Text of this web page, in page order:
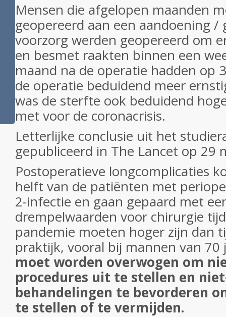
Mensen die afgelopen maanden
geopereerd aan een aandoening /
voorzorg werden geopereerd om
en besmet raakten binnen een
maand na de operatie hadden op
de operatie beduidend meer
was de sterfte ook beduidend
met voor de coronacrisis.
Letterlijke conclusie uit het
gepubliceerd in The Lancet op 29
Postoperatieve longcomplicaties
helft van de patiënten met
2-infectie en gaan gepaard met
drempelwaarden voor chirurgie
pandemie moeten hoger zijn dan
praktijk, vooral bij mannen van
moet worden overwogen om
procedures uit te stellen en
behandelingen te bevorderen
te stellen of te vermijden.